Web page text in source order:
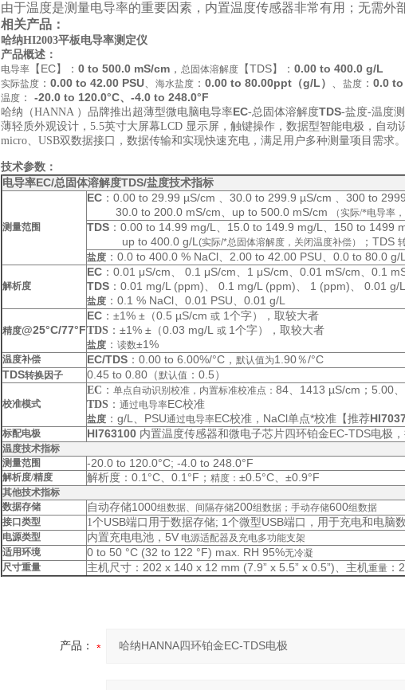
由于温度是测量电导率的重要因素，内置温度传感器非常有用；无需外
相关产品：
哈纳HI2003平板电导率测定仪
产品概述：
电导率 【EC】： 0 to 500.0 mS/cm ， 总固体溶解度 【TDS】： 0.00 to 400.0 g/L
实际盐度 ： 0.00 to 42.00 PSU 海水盐度 ： 0.00 to 80.00ppt（g/L） 盐度 ： 0.0 to
温度 ： -20.0 to 120.0°C、-4.0 to 248.0°F
哈纳（HANNA ）品牌推出超薄型微电脑电导率EC-总固体溶解度TDS-盐度-温度
薄轻质外观设计，5.5英寸大屏幕LCD 显示屏，触键操作，数据型智能电极，自动
micro、USB双数据接口，数据传输和实现快速充电，满足用户多种测量项目需求。
技术参数：
电导率EC/总固体溶解度TDS/盐度技术指标
测量范围
EC ：0.00 to 29.99 µS/cm 、30.0 to 299.9 µS/cm 、300 to
30.0 to 200.0 mS/cm、up to 500.0 mS/cm
（实际/*电导率
TDS ：0.00 to 14.99 mg/L、15.0 to 149.9 mg/L、150 to 1499
up to 400.0 g/L (实际/*总固体溶解度，关闭温度补偿） ；TDS
盐度 ：0.0 to 400.0 % NaCl、2.00 to 42.00 PSU、0.0 to 80.0 g/L
解析度
EC ：0.01 μS/cm、 0.1 μS/cm、1 μS/cm、0.01 mS/cm、0.1
TDS ：0.01 mg/L (ppm)、 0.1 mg/L (ppm)、 1 (ppm)、 0.01 g/
盐度 ：0.1 % NaCl、0.01 PSU、0.01 g/L
精度@25°C/77°F
EC ： ±1% ±（0.5 µS/cm 或 1 个字），取较大者
TDS ： ±1% ±（0.03 mg/L 或 1个字），取较大者
盐度 ： 读数±1%
温度补偿 EC/TDS ：0.00 to 6.00%/°C， 默认值为1.90％/°C
TDS转换因子 0.45 to 0.80（默认值 ：0.5）
校准模式
EC ： 单点自动识别校准，内置标准校准点： 84、1413 µS/cm；5.00
TDS ： 通过电导率EC校准
盐度 ： g/L、PSU通过电导率EC校准 ，NaCl单点*校准【推荐
标配电极 HI763100 内置温度传感器和微电子芯片四环铂金EC-TDS电极
温度技术指标
测量范围
-20.0 to 120.0°C; -4.0 to 248.0°F
解析度/精度 解析度 ：0.1°C、0.1°F； 精度： ±0.5°C、±0.9°F
其他技术指标
数据存储
自动存储1000组数据、间隔存储200组数据；手动存储600组数据
接口类型
1个USB端口用于数据存储; 1 个微型USB端口，用于充电和电脑
电源类型 内置充电电池 ，5V 电源适配器及充电多功能支架
适用环境
0 to 50 °C (32 to 122 °F) max. RH 95%无冷凝
尺寸重量
主机尺寸 ：202 x 140 x 12 mm (7.9” x 5.5” x 0.5”)、主机重量
产品：